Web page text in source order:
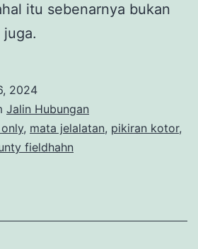
itu sebenarnya bukan
2024
Jalin Hubungan
, mata jelalatan, pikiran kotor,
fieldhahn